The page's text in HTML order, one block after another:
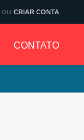
CONTATO
ou CRIAR CONTA